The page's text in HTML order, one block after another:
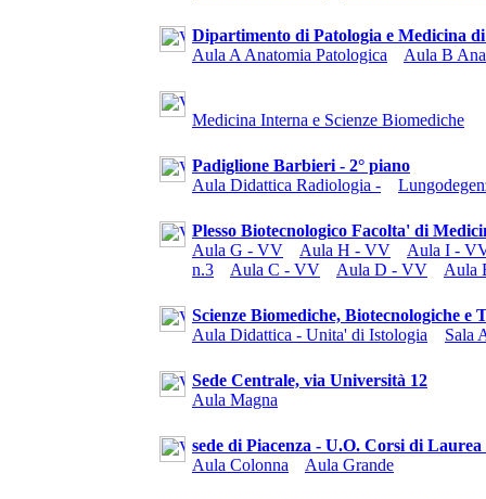
Dipartimento di Patologia e Medicina
Aula A Anatomia Patologica
Aula B
Medicina Interna e Scienze Biomediche
Padiglione Barbieri - 2° piano
Aula Didattica Radiologia -
Plesso Biotecnologico Facolta' di
Aula G - VV
Aula H - VV
Aula I -
n.3
Aula C - VV Aula D - VV Aula
Scienze Biomediche, Biotecnologiche e
Aula Didattica - Unita' di Istologia
Sala
Sede Centrale, via Università 12
Aula Magna
sede di Piacenza - U.O. Corsi di
Aula Colonna
Aula Grande